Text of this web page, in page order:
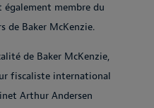
également membre du
de Baker McKenzie.
de Baker McKenzie,
fiscaliste international
Arthur Andersen